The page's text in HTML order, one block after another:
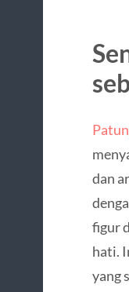
dan
figur
hati.
yang